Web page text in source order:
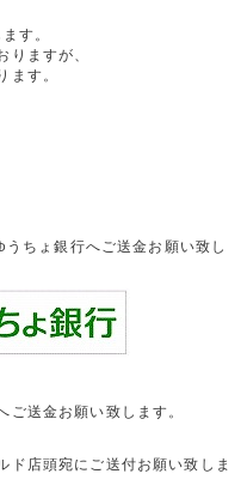
す。
りますが、
ます。
ちょ銀行へご送金お願い致し
ご送金お願い致します。
ド店頭宛にご送付お願い致しま